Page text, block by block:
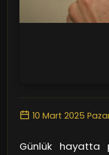
10 Mart 2025
Günlük hayatta